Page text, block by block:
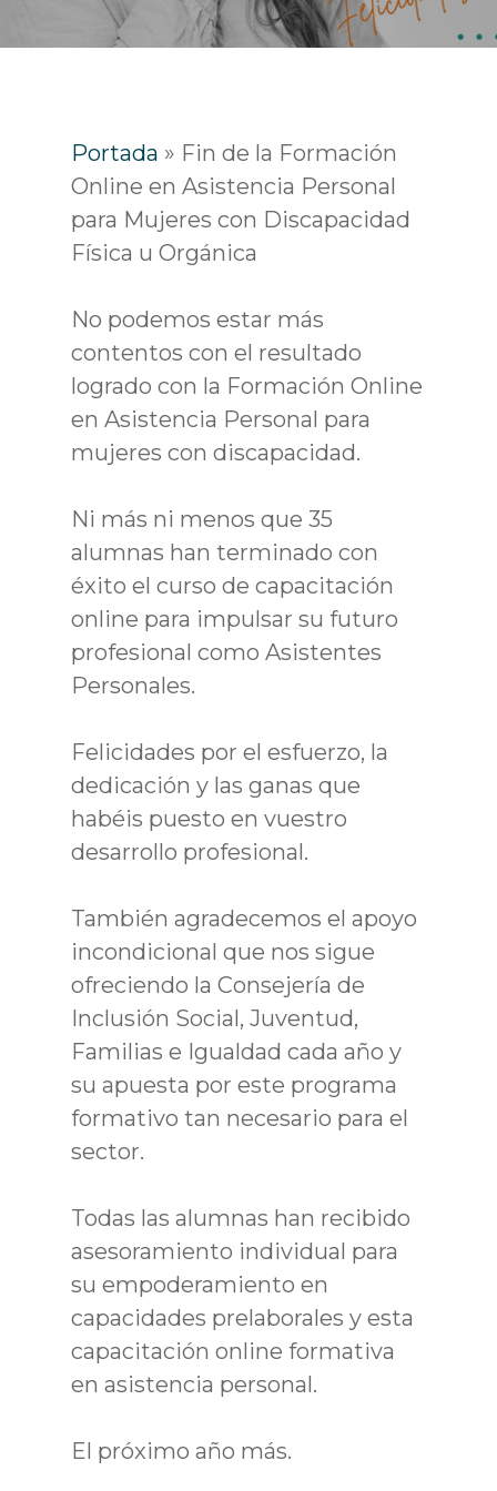
Portada » Fin de la Formación
Online en Asistencia Personal
para Mujeres con Discapacidad
Física u Orgánica
No podemos estar más
contentos con el resultado
logrado con la Formación Online
en Asistencia Personal para
mujeres con discapacidad.
Ni más ni menos que 35
alumnas han terminado con
éxito el curso de capacitación
online para impulsar su futuro
profesional como Asistentes
Personales.
Felicidades por el esfuerzo, la
dedicación y las ganas que
habéis puesto en vuestro
desarrollo profesional.
También agradecemos el apoyo
incondicional que nos sigue
ofreciendo la Consejería de
Inclusión Social, Juventud,
Familias e Igualdad cada año y
su apuesta por este programa
formativo tan necesario para el
sector.
Todas las alumnas han recibido
asesoramiento individual para
su empoderamiento en
capacidades prelaborales y esta
capacitación online formativa
en asistencia personal.
El próximo año más.